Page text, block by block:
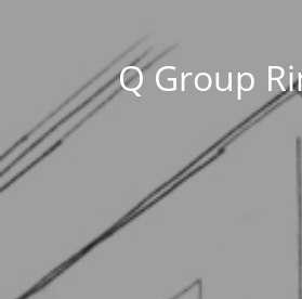
Q Group